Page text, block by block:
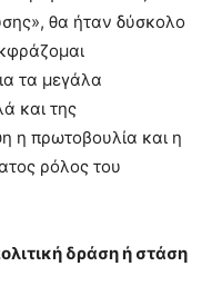
θα ήταν δύσκολο
τα μεγάλα
και της
η πρωτοβουλία και η
ρόλος του
δράση ή στάση